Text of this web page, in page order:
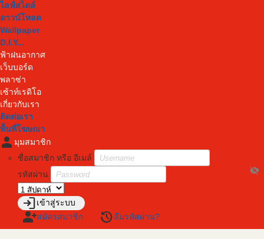
ไลฟ์สไตล์
ดาวน์โหลด
Wallpaper
D.I.Y...
ฟ้าฝนอากาศ
เว็บบอร์ด
พลาซ่า
เซ้าท์เรดิโอ
เกี่ยวกับเรา
ติดต่อเรา
พื้นที่โฆษณา
person มุมสมาชิก
ชื่อสมาชิก หรือ อีเมล์
รหัสผ่าน
visibility_off
loginเข้าสู่ระบบ
person_addสมัครสมาชิก restoreลืมรหัสผ่าน?